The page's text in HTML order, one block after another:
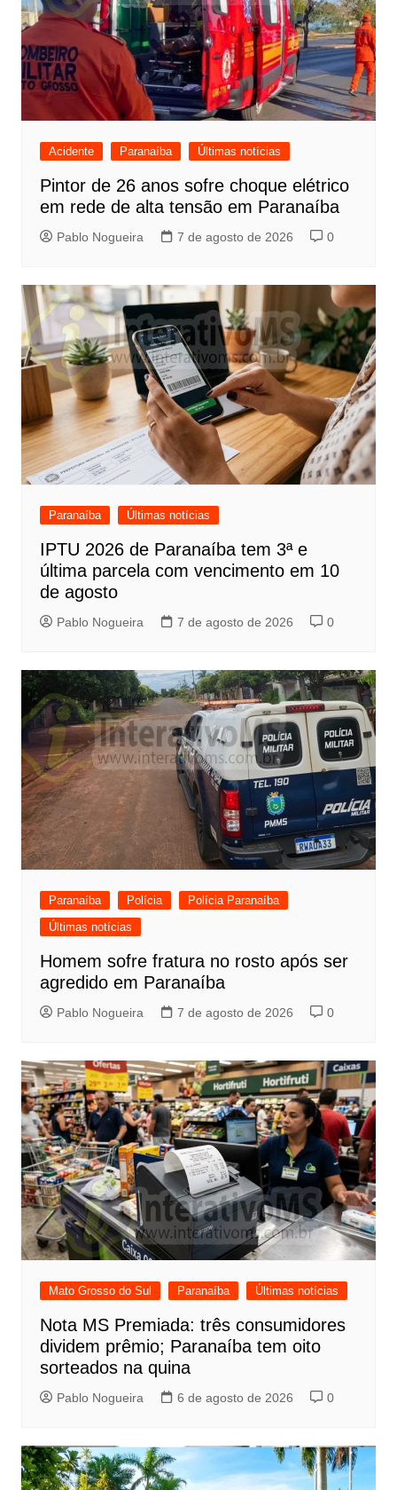
Acidente Paranaíba Últimas notícias
Pintor de 26 anos sofre choque elétrico
em rede de alta tensão em Paranaíba
Pablo Nogueira 7 de agosto de 2026 0
Paranaíba Últimas notícias
IPTU 2026 de Paranaíba tem 3ª e
última parcela com vencimento em 10
de agosto
Pablo Nogueira 7 de agosto de 2026 0
Paranaíba Polícia
Polícia Paranaíba
Últimas notícias
Homem sofre fratura no rosto após ser
agredido em Paranaíba
Pablo Nogueira 7 de agosto de 2026 0
Mato Grosso do Sul Paranaíba Últimas notícias
Nota MS Premiada: três consumidores
dividem prêmio; Paranaíba tem oito
sorteados na quina
Pablo Nogueira 6 de agosto de 2026 0